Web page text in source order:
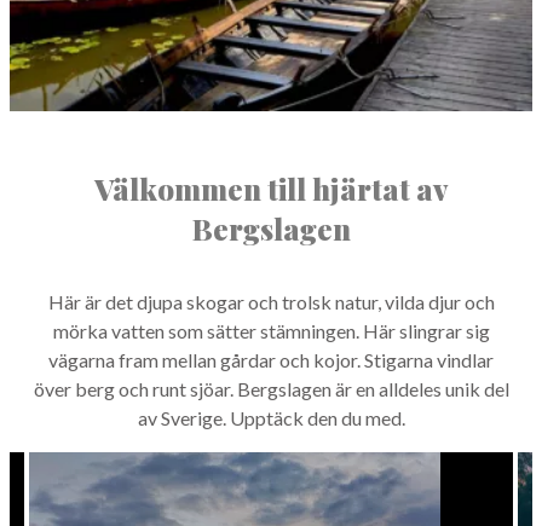
Välkommen till hjärtat av
Bergslagen
Här är det dju­pa skog­ar och trol­sk natur, vil­da djur och
mör­ka vat­ten som sät­ter stämnin­gen. Här slin­grar sig
vägar­na fram mel­lan går­dar och kojor. Sti­gar­na vin­d­lar
över berg och runt sjöar. Bergsla­gen är en allde­les unik del
av Sverige. Upp­täck den du med.